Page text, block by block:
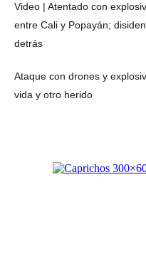
Video | Atentado con
entre Cali y Popayán;
detrás
Ataque con drones y
vida y otro herido